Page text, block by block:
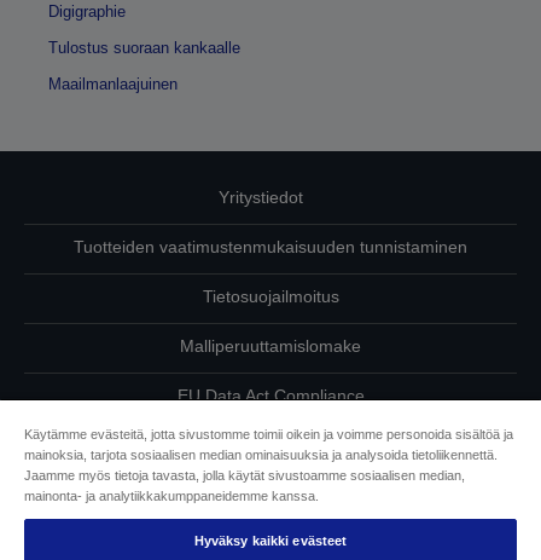
Digigraphie
Tulostus suoraan kankaalle
Maailmanlaajuinen
Yritystiedot
Tuotteiden vaatimustenmukaisuuden tunnistaminen
Tietosuojailmoitus
Malliperuuttamislomake
EU Data Act Compliance
Ota meihin yhteyttä omista tiedoistasi
Tietoa evästeistä
Epson on sitoutunut saavutettavuuteen
Käytämme evästeitä, jotta sivustomme toimii oikein ja voimme personoida sisältöä ja
mainoksia, tarjota sosiaalisen median ominaisuuksia ja analysoida tietoliikennettä.
Jaamme myös tietoja tavasta, jolla käytät sivustoamme sosiaalisen median,
mainonta- ja analytiikkakumppaneidemme kanssa.
Hyväksy kaikki evästeet